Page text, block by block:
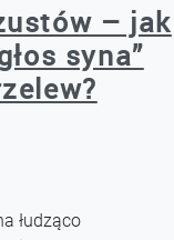
– jak
syna”
łudząco